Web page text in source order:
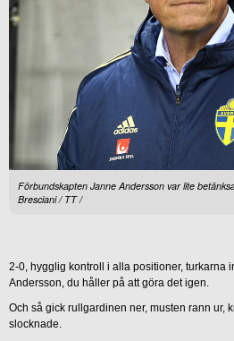
Förbundskapten Janne Andersson var lite
Bresciani / TT /
2-0, hygglig kontroll i alla positioner, turkarna
Andersson, du håller på att göra det igen.
Och så gick rullgardinen ner, musten rann ur,
slocknade.